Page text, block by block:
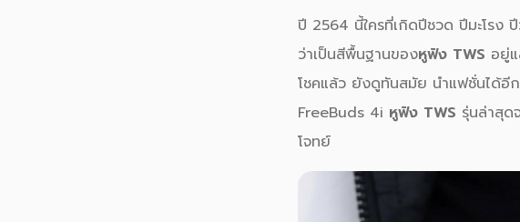
ปี 2564 นี้ใครที่เกิดปีชวด ปีมะโรง
ว่าเป็นสีพื้นฐานของหูฟัง TWS อยู่
โชคแล้ว ยังดูทันสมัย นำแฟชั่นได้อี
FreeBuds 4i หูฟัง TWS รุ่นล่าสุด
โจทย์